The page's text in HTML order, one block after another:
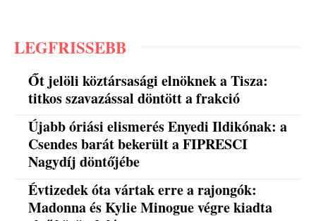
LEGFRISSEBB
Őt jelöli köztársasági elnöknek a Tisza:
titkos szavazással döntött a frakció
Újabb óriási elismerés Enyedi Ildikónak: a
Csendes barát bekerült a FIPRESCI
Nagydíj döntőjébe
Évtizedek óta vártak erre a rajongók:
Madonna és Kylie Minogue végre kiadta